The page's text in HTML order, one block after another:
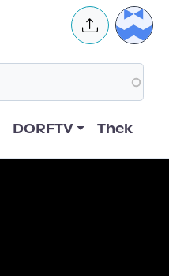
User
DORFTV Thek